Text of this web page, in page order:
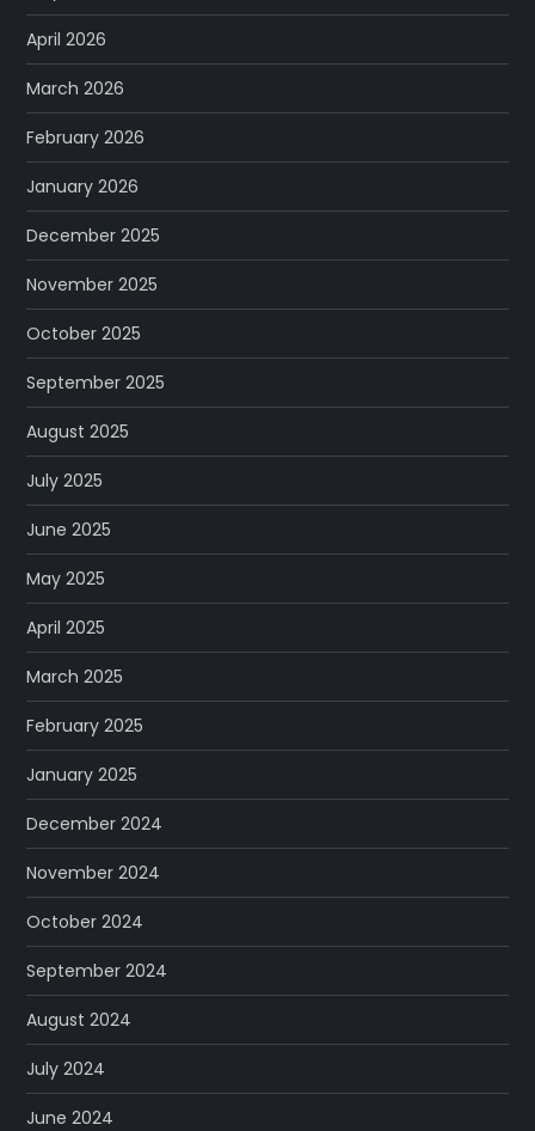
April 2026
March 2026
February 2026
January 2026
December 2025
November 2025
October 2025
September 2025
August 2025
July 2025
June 2025
May 2025
April 2025
March 2025
February 2025
January 2025
December 2024
November 2024
October 2024
September 2024
August 2024
July 2024
June 2024